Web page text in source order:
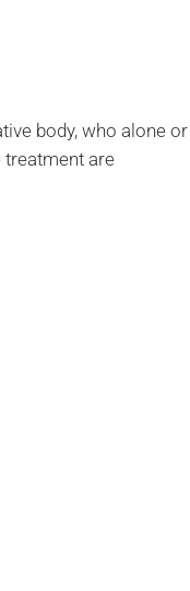
body, who alone or
treatment are